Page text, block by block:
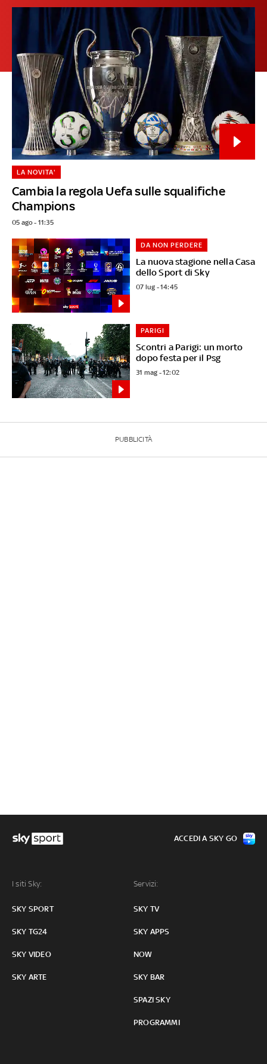
Cambia la regola Uefa sulle squalifiche
Champions
LA NOVITA'
05 ago - 11:35
La nuova stagione nella Casa
dello Sport di Sky
DA NON PERDERE
07 lug - 14:45
Scontri a Parigi: un morto
dopo festa per il Psg
PARIGI
31 mag - 12:02
PUBBLICITÀ
I siti Sky:
SKY SPORT
SKY TG24
SKY VIDEO
SKY ARTE
Servizi:
SKY TV
SKY APPS
NOW
SKY BAR
SPAZI SKY
PROGRAMMI
ACCEDI A SKY GO